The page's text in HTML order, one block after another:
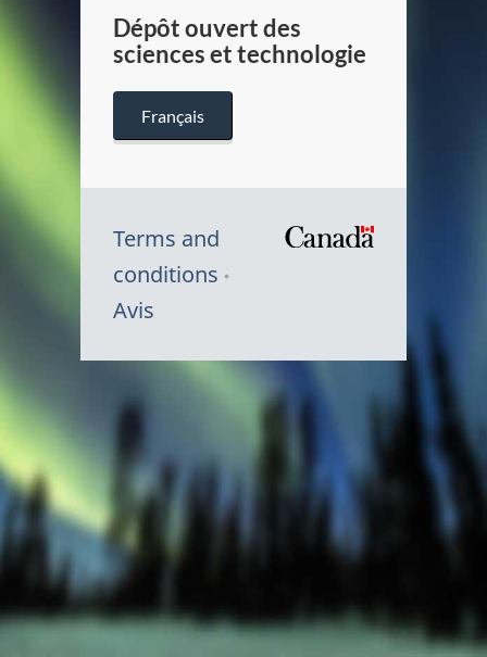
Dépôt ouvert des
sciences et technologie
Français
Terms and
conditions
Avis
Canada